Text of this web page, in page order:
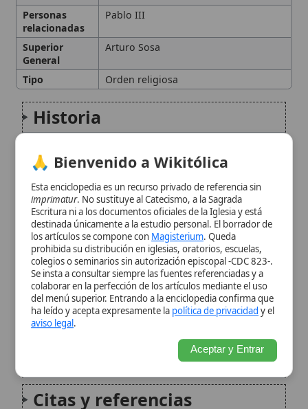
Historia
Espiritualidad y carisma
Misión y apostolado
Estructura organizativa
Supresión y restauración
Figuras destacadas
La Sociedad de Jesús en la
actualidad
Citas y referencias
Modificado el 19 de noviembre de 2025 •FideScore™ 6.58•Citar
este artículo
La Sociedad de Jesús, comúnmente conocida como
Orden de Jesuitas o simplemente Jesuitas, es una
orden religiosa católica fundada en el siglo XVI por
🙏 Bienvenido a Wikitólica
Esta enciclopedia es un recurso privado de referencia sin
imprimatur. No sustituye al Catecismo, a la Sagrada
Escritura ni a los documentos oficiales de la Iglesia y está
destinada únicamente a la estudio personal. El borrador de
los artículos se compone conMagisterium. Queda
colegios o seminarios sin autorización episcopal -CDC 823-.
Se insta a consultar siempre las fuentes referenciadas y a
del menú superior. Entrando a la enciclopedia confirma que
ha leído y acepta expresamente lapolítica de privacidady el
aviso legal
Aceptar y Entrar